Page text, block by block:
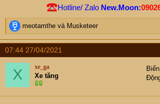
Hotline/ Zalo New.Moon:
R
e
a
c
t
o
n
s
meotamthe và Musketeer
07:44 27/04/2021
X xe_ga
Xe tăng